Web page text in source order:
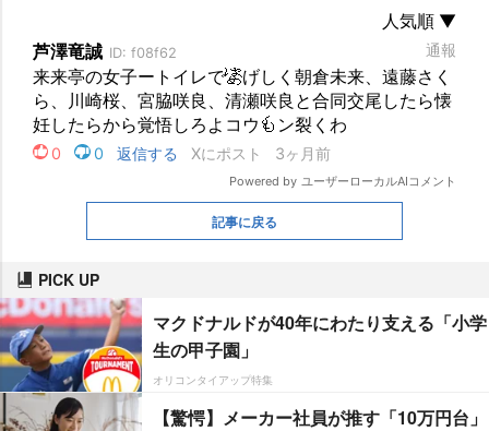
記事に戻る
PICK UP
マクドナルドが40年にわたり支える「小学
生の甲子園」
オリコンタイアップ特集
【驚愕】メーカー社員が推す「10万円台」